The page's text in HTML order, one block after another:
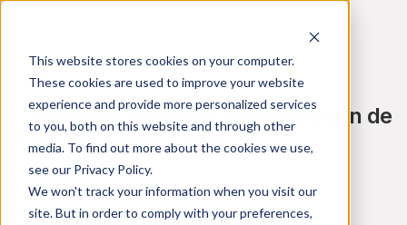
This website stores cookies on your computer.
These cookies are used to improve your website
experience and provide more personalized services
to you, both on this website and through other
media. To find out more about the cookies we use,
see our Privacy Policy.
We won't track your information when you visit our
site. But in order to comply with your preferences,
Blog de Cobranza, Recuperación de
Pagos y Tecnología